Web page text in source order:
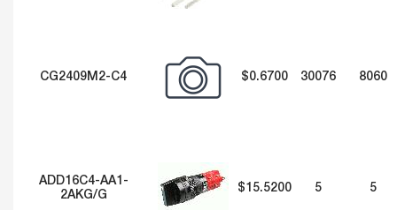
CG2409M2-C4 $0.6700 30076 8060
ADD16C4-AA1-
2AKG/G
$15.5200 5 5